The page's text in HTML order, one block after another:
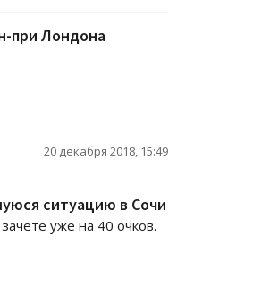
при Лондона
20 декабря 2018, 15:49
ситуацию в Сочи
уже на 40 очков.